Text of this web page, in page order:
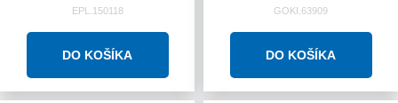
EPL.150118 GOKI.63909